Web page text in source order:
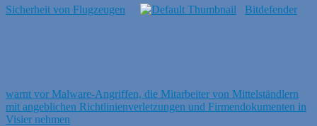
Sicherheit von Flugzeugen
Bitdefender
warnt vor Malware-Angriffen, die Mitarbeiter von Mittelständlern
mit angeblichen Richtlinienverletzungen und Firmendokumenten in
Visier nehmen